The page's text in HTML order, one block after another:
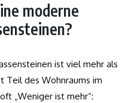
moderne
ist viel mehr als
Teil des Wohnraums im
„Weniger ist mehr“: